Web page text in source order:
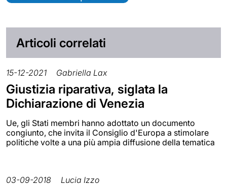
Articoli correlati
15-12-2021 Gabriella Lax
Giustizia riparativa, siglata la
Dichiarazione di Venezia
Ue, gli Stati membri hanno adottato un documento
congiunto, che invita il Consiglio d'Europa a stimolare
politiche volte a una più ampia diffusione della tematica
03-09-2018 Lucia Izzo